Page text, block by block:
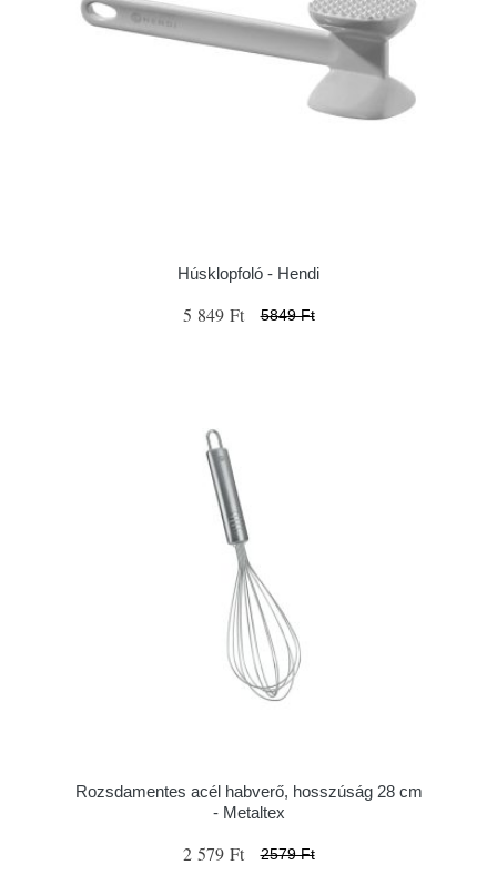
Húsklopfoló - Hendi
5 849 Ft 5849 Ft
Rozsdamentes acél habverő, hosszúság 28 cm
- Metaltex
2 579 Ft 2579 Ft